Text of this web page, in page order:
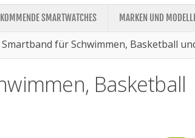
KOMMENDE SMARTWATCHES MARKEN UND
Smartband für Schwimmen, Basketball
Basketball